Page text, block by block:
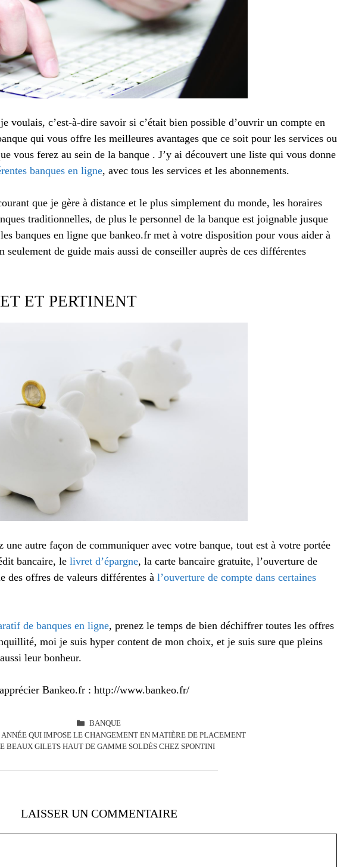
voulais, c’est-à-dire savoir si c’était bien possible d’ouvrir un compte en
qui vous offre les meilleures avantages que ce soit pour les services ou
vous ferez au sein de la banque . J’y ai découvert une liste qui vous donne
banques en ligne, avec tous les services et les abonnements.
que je gère à distance et le plus simplement du monde, les horaires
traditionnelles, de plus le personnel de la banque est joignable jusque
banques en ligne que bankeo.fr met à votre disposition pour vous aider à
de guide mais aussi de conseiller auprès de ces différentes
ET PERTINENT
autre façon de communiquer avec votre banque, tout est à votre portée
bancaire, le livret d’épargne, la carte bancaire gratuite, l’ouverture de
des offres de valeurs différentes à l’ouverture de compte dans certaines
de banques en ligne, prenez le temps de bien déchiffrer toutes les offres
moi je suis hyper content de mon choix, et je suis sure que pleins
leur bonheur.
Bankeo.fr : http://www.bankeo.fr/
CATÉGORIES
BANQUE
ANNÉE QUI IMPOSE LE CHANGEMENT EN MATIÈRE DE PLACEMENT
BEAUX GILETS HAUT DE GAMME SOLDÉS CHEZ SPONTINI
LAISSER UN COMMENTAIRE